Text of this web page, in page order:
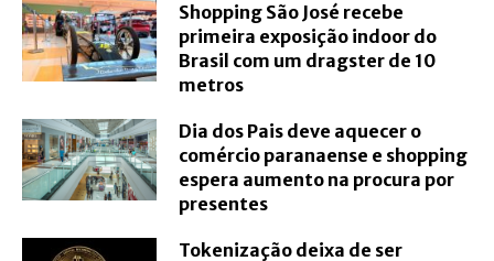
Shopping São José recebe
primeira exposição indoor do
Brasil com um dragster de 10
metros
Dia dos Pais deve aquecer o
comércio paranaense e shopping
espera aumento na procura por
presentes
Tokenização deixa de ser